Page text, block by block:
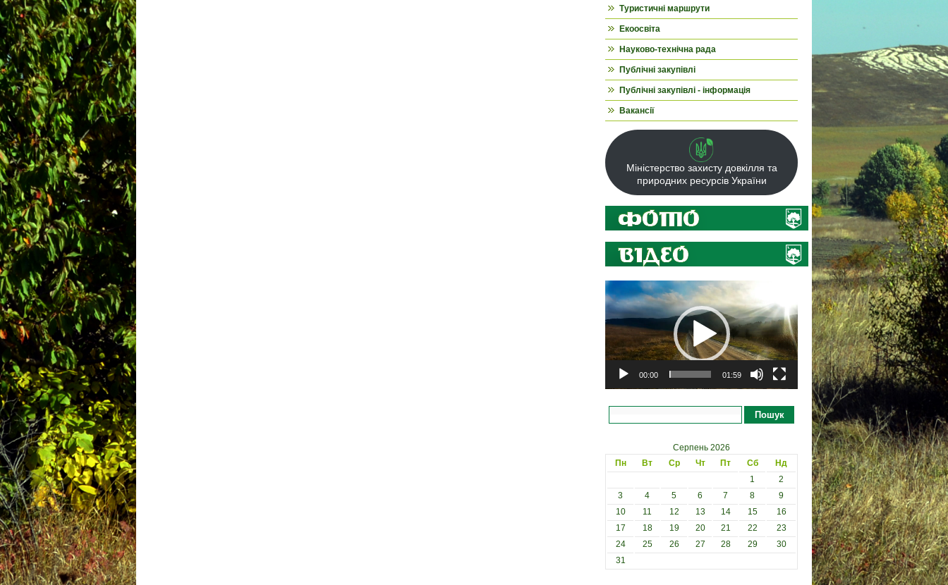
Туристичні маршрути
Екоосвіта
Науково-технічна рада
Публічні закупівлі
Публічні закупівлі - інформація
Вакансії
Міністерство захисту довкілля та
природних ресурсів України
Відеопрогравач
00:00 01:59
Пошук
Серпень 2026
Пн
Вт Ср Чт Пт Сб
Нд
1
2
3
4 5 6 7 8
9
10
11 12 13 14 15
16
17
18 19 20 21 22
23
24
25 26 27 28 29
30
31